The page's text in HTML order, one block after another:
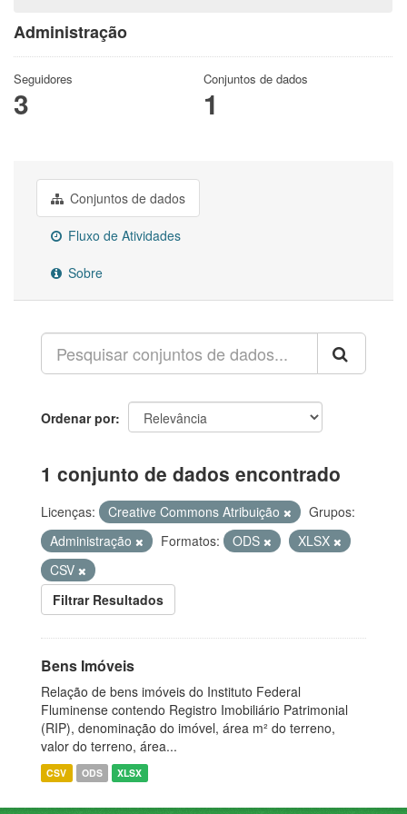
Administração
Seguidores
3
Conjuntos de dados
1
Conjuntos de dados
Fluxo de Atividades
Sobre
Ordenar por
1 conjunto de dados encontrado
Licenças: Creative Commons Atribuição
Grupos:
Administração
Formatos: ODS
XLSX
CSV
Filtrar Resultados
Bens Imóveis
Relação de bens imóveis do Instituto Federal
Fluminense contendo Registro Imobiliário Patrimonial
(RIP), denominação do imóvel, área m² do terreno,
valor do terreno, área...
CSV ODS XLSX